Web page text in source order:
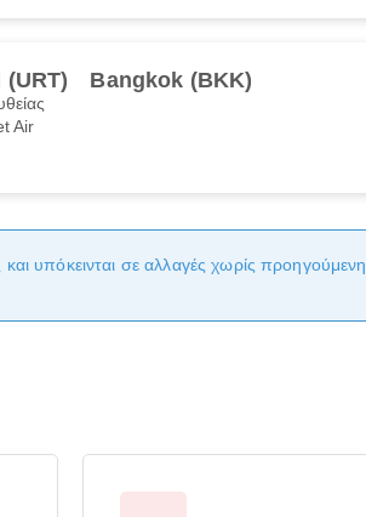
Bangkok (BKK)
Air
υπόκεινται σε αλλαγές χωρίς προηγούμενη